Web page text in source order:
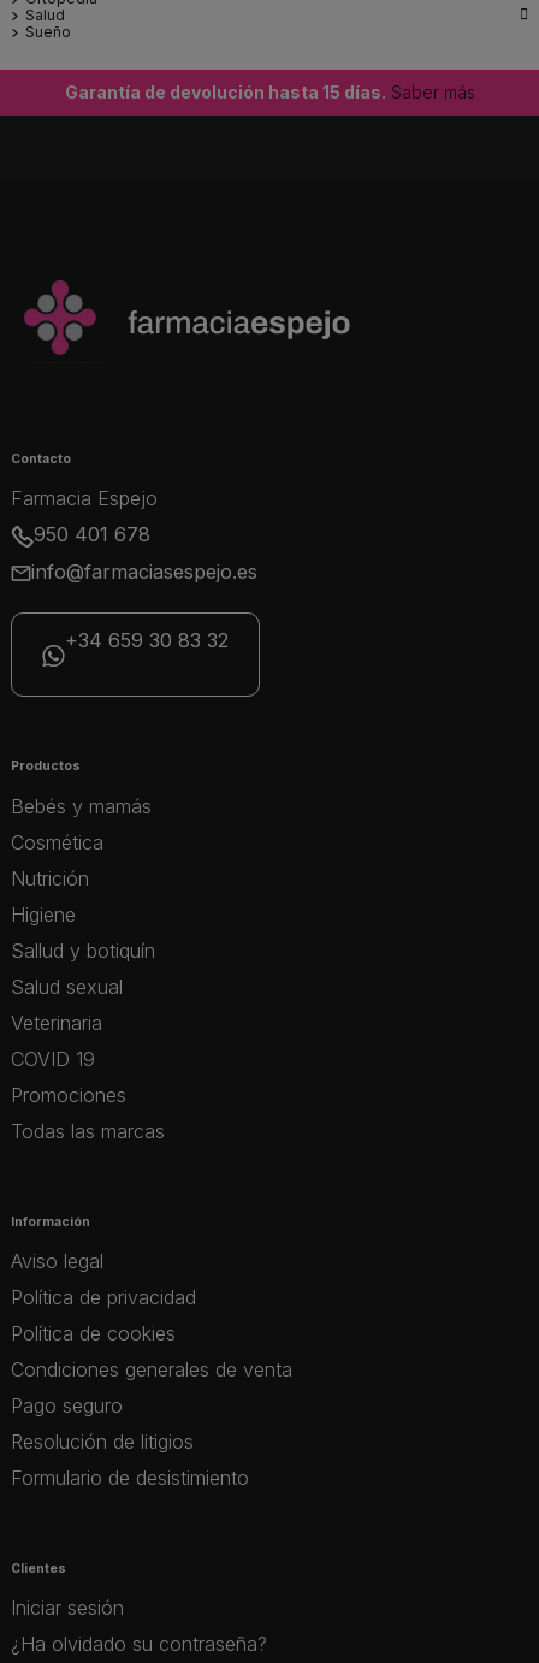
Salud

Sueño
Garantía de devolución hasta 15 días. Saber más
Contacto
Farmacia Espejo
950 401 678
info@farmaciasespejo.es
+34 659 30 83 32
Productos
Bebés y mamás
Cosmética
Nutrición
Higiene
Sallud y botiquín
Salud sexual
Veterinaria
COVID 19
Promociones
Todas las marcas
Información
Aviso legal
Política de privacidad
Política de cookies
Condiciones generales de venta
Pago seguro
Resolución de litigios
Formulario de desistimiento
Clientes
Iniciar sesión
¿Ha olvidado su contraseña?